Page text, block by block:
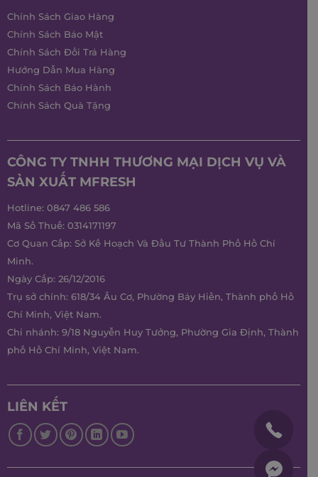
Chính Sách Giao Hàng
Chính Sách Bảo Mật
Chính Sách Đổi Trả Hàng
Hướng Dẫn Mua Hàng
Chính Sách Bảo Hành
Chính Sách Quà Tặng
CÔNG TY TNHH THƯƠNG MẠI DỊCH VỤ VÀ
SẢN XUẤT MFRESH
Hotline: 0847 486 586
Mã Số Thuế: 0314171197
Cơ Quan Cấp: Sở Kế Hoạch Và Đầu Tư Thành Phố Hồ Chí
Minh.
Ngày Cấp: 26/12/2016
Trụ sở chính: 618/34 Âu Cơ, Phường Bảy Hiền, Thành phố Hồ
Chí Minh, Việt Nam.
Chi nhánh: 9/18 Nguyễn Huy Tưởng, Phường Gia Định, Thành
phố Hồ Chí Minh, Việt Nam.
LIÊN KẾT